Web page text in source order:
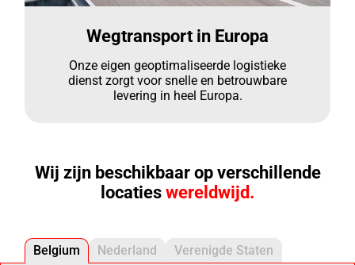
Wegtransport in Europa
Onze eigen geoptimaliseerde logistieke
dienst zorgt voor snelle en betrouwbare
levering in heel Europa.
Wij zijn beschikbaar op verschillende
locaties wereldwijd.
Belgium Nederland Verenigde Staten